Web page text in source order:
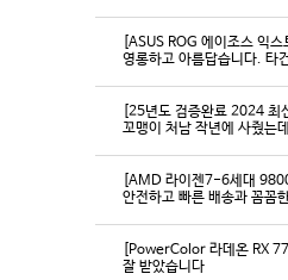
[ASUS ROG 에이조스 익
영롱하고 아름답습니다. 타
[25년도 검증완료 2024
꼬맹이 처남 작년에 사줬는
[AMD 라이젠7-6세대
[PowerColor 라데온 RX
잘 받았습니다